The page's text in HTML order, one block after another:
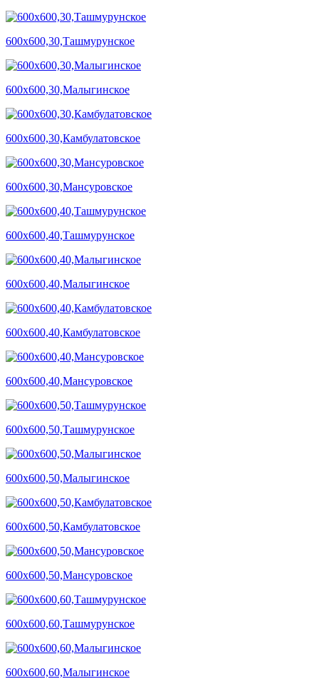
600х600,30,Ташмурунское
600х600,30,Малыгинское
600х600,30,Камбулатовское
600х600,30,Мансуровское
600х600,40,Ташмурунское
600х600,40,Малыгинское
600х600,40,Камбулатовское
600х600,40,Мансуровское
600х600,50,Ташмурунское
600х600,50,Малыгинское
600х600,50,Камбулатовское
600х600,50,Мансуровское
600х600,60,Ташмурунское
600х600,60,Малыгинское